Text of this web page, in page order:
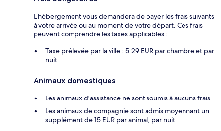
L’hébergement vous demandera de payer les frais suivants
à votre arrivée ou au moment de votre départ. Ces frais
peuvent comprendre les taxes applicables :
Taxe prélevée par la ville : 5.29 EUR par chambre et par
nuit
Animaux domestiques
Les animaux d'assistance ne sont soumis à aucuns frais
Les animaux de compagnie sont admis moyennant un
supplément de 15 EUR par animal, par nuit